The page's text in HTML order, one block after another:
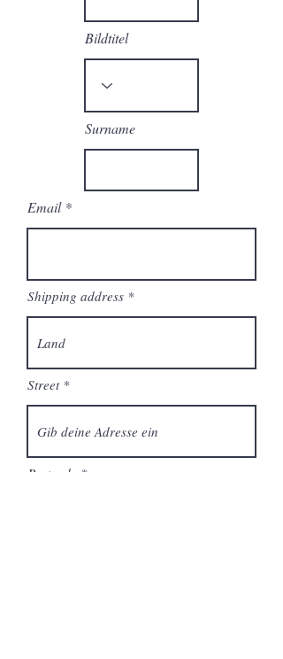
Bildtitel
Surname
Email
Shipping address
Street
Postcode